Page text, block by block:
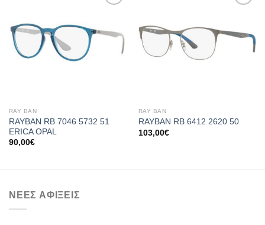
RAY BAN
RAYBAN RB 7046 5732 51
ERICA OPAL
90,00€
RAY BAN
RAYBAN RB 6412 2620 50
103,00€
ΝΕΕΣ ΑΦΙΞΕΙΣ